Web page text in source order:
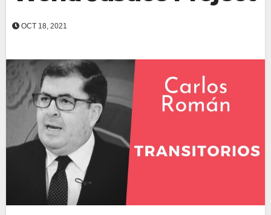
OCT 18, 2021